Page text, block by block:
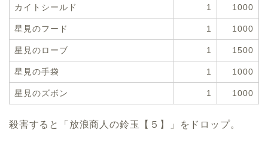
カイトシールド 1 1000
星見のフード 1 1000
星見のローブ 1 1500
星見の手袋 1 1000
星見のズボン 1 1000
殺害すると「放浪商人の鈴玉【５】」をドロップ。